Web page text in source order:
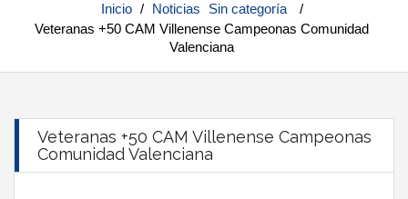
Inicio / Noticias Sin categoría
/
Veteranas +50 CAM Villenense Campeonas Comunidad
Valenciana
Veteranas +50 CAM Villenense Campeonas
Comunidad Valenciana